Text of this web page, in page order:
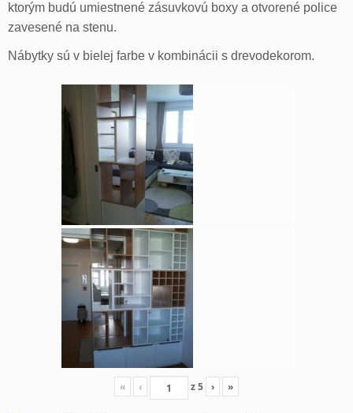
ktorým budú umiestnené zásuvkovú boxy a otvorené police
zavesené na stenu.
Nábytky sú v bielej farbe v kombinácii s drevodekorom.
« ‹ z5 › »